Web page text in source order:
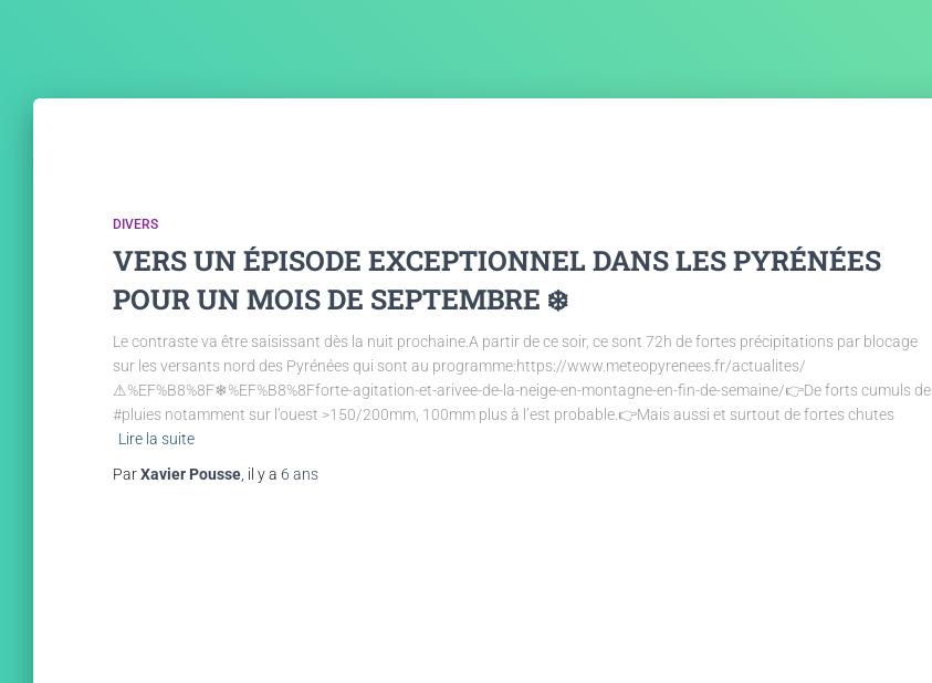
DIVERS
VERS UN ÉPISODE EXCEPTIONNEL DANS LES PYRÉNÉES
POUR UN MOIS DE SEPTEMBRE ❄️
Le contraste va être saisissant dès la nuit prochaine.A partir de ce soir, ce sont 72h de fortes précipitations par blocage
sur les versants nord des Pyrénées qui sont au programme:https://www.meteopyrenees.fr/actualites/
⚠%EF%B8%8F❄%EF%B8%8Fforte-agitation-et-arivee-de-la-neige-en-montagne-en-fin-de-semaine/👉De forts cumuls de
#pluies notamment sur l’ouest >150/200mm, 100mm plus à l’est probable.👉Mais aussi et surtout de fortes chutes
Lire la suite
ParXavier Pousse , il y a 6 ans